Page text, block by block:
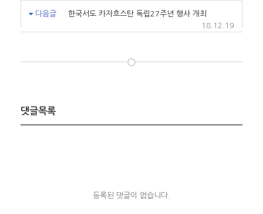
다음글
한국서도 카자흐스탄 독립27주년 행사 개최
18.12.19
댓글목록
등록된 댓글이 없습니다.